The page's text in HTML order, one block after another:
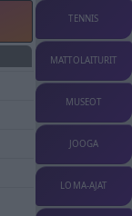
TENNIS
MATTOLAITURIT
MUSEOT
JOOGA
LOMA-AJAT